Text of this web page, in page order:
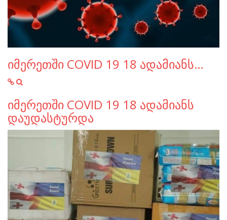
იმერეთში COVID 19 18 ადამიანს…
იმერეთში COVID 19 18 ადამიანს
დაუდასტურდა